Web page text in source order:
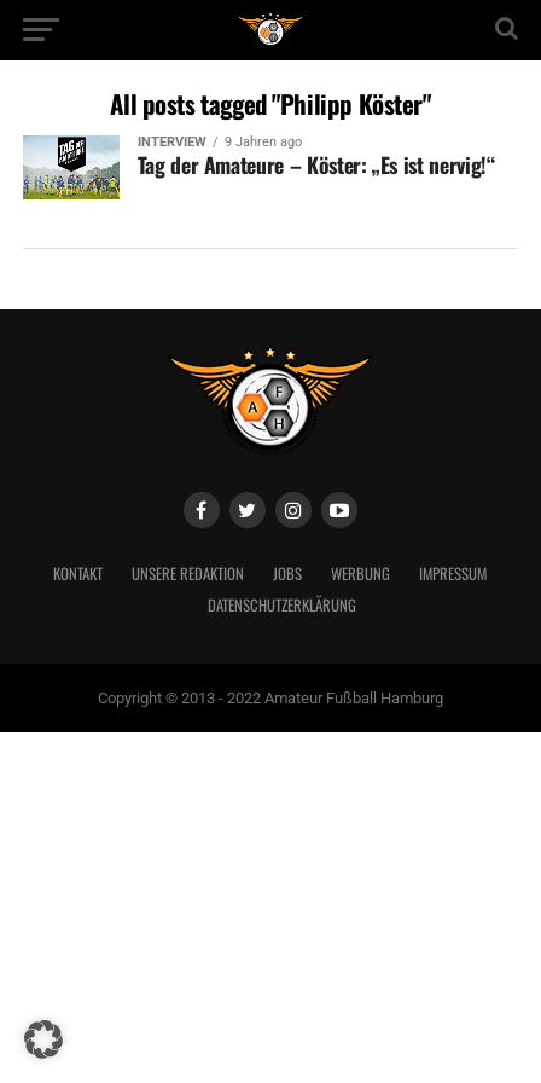
All posts tagged "Philipp Köster"
INTERVIEW 9 Jahren ago
Tag der Amateure – Köster: „Es ist nervig!“
KONTAKT UNSERE REDAKTION JOBS WERBUNG
IMPRESSUM
DATENSCHUTZERKLÄRUNG
Copyright © 2013 - 2022 Amateur Fußball Hamburg